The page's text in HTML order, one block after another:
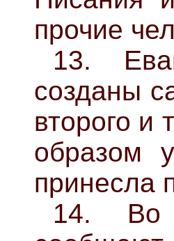
прочие
13.
созданы
второго и
образом
принесла
14. Во